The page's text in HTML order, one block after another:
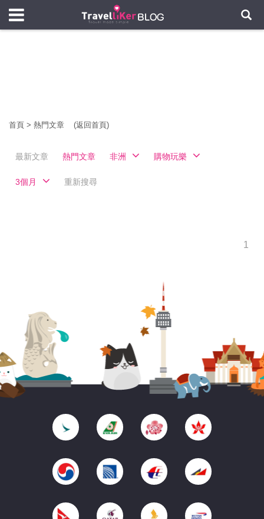
首頁 > 熱門文章 (返回首頁)
最新文章 熱門文章 非洲 購物玩樂
3個月 重新搜尋
1